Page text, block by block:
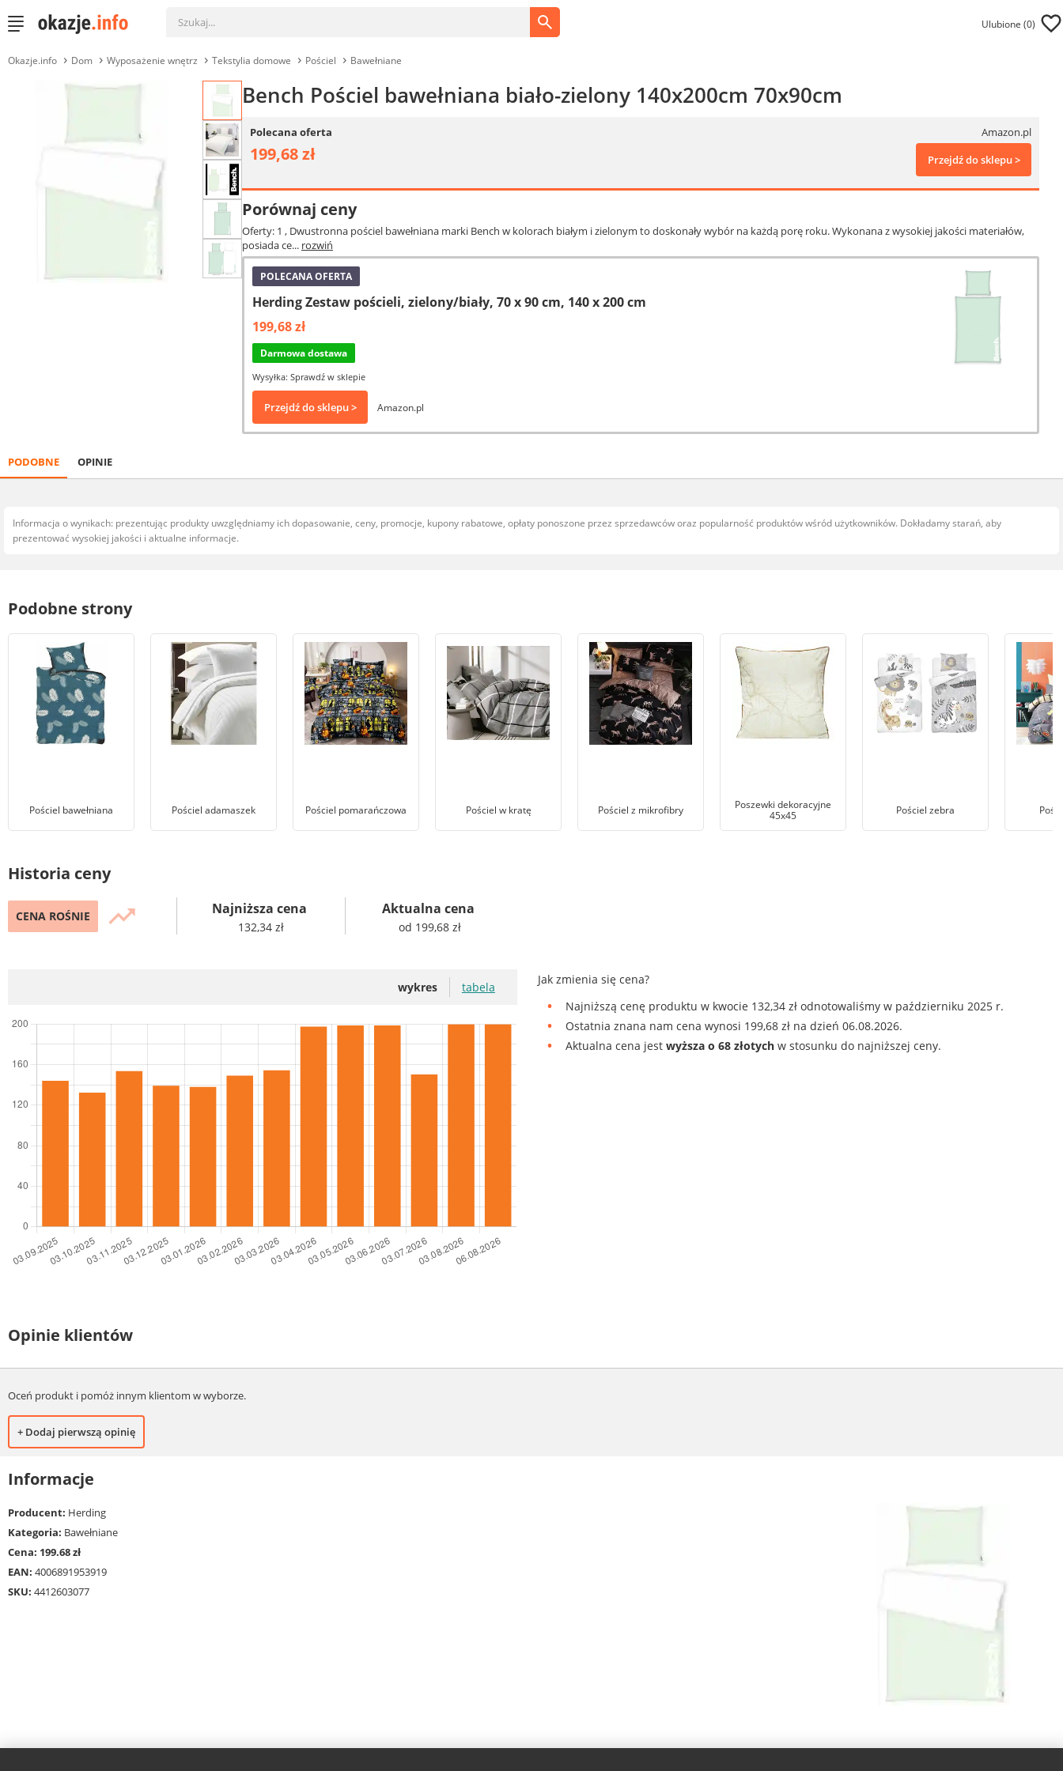
Ulubione (0)
Okazje.info Dom Wyposażenie wnętrz Tekstylia domowe Pościel Bawełniane
Bench Pościel bawełniana biało-zielony 140x200cm 70x90cm
Polecana oferta Amazon.pl
199,68 zł Przejdź do sklepu >
Porównaj ceny
Oferty: 1 , Dwustronna pościel bawełniana marki Bench w kolorach białym i zielonym to doskonały wybór na każdą porę roku. Wykonana z wysokiej jakości materiałów,
posiada ce... rozwiń
POLECANA OFERTA
Herding Zestaw pościeli, zielony/biały, 70 x 90 cm, 140 x 200 cm
199,68 zł
Darmowa dostawa
Wysyłka: Sprawdź w sklepie
Przejdź do sklepu > Amazon.pl
PODOBNE OPINIE
Informacja o wynikach: prezentując produkty uwzględniamy ich dopasowanie, ceny, promocje, kupony rabatowe, opłaty ponoszone przez sprzedawców oraz popularność produktów wśród użytkowników. Dokładamy starań, aby
prezentować wysokiej jakości i aktualne informacje.
Podobne strony
Pościel bawełniana Pościel adamaszek Pościel pomarańczowa Pościel w kratę Pościel z mikrofibry
Poszewki dekoracyjne
45x45
Pościel zebra
Historia ceny
CENA ROŚNIE trending_up Najniższa cena
132,34 zł
Aktualna cena
od 199,68 zł
wykres tabela
Jak zmienia się cena?
Najniższą cenę produktu w kwocie 132,34 zł odnotowaliśmy w październiku 2025 r.
Ostatnia znana nam cena wynosi 199,68 zł na dzień 06.08.2026.
Aktualna cena jestwyższa o 68 złotych w stosunku do najniższej ceny.
Opinie klientów
Oceń produkt i pomóż innym klientom w wyborze.
+ Dodaj pierwszą opinię
Informacje
Producent: Herding
Kategoria: Bawełniane
Cena: 199.68 zł
EAN: 4006891953919
SKU: 4412603077